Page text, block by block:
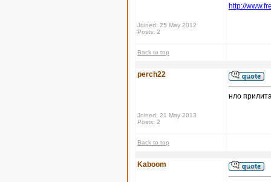
Joined: 25 May 2012
Posts: 2
http://
Back to top
perch22
Joined: 21 May 2013
Posts: 2
нло
Back to top
Kaboom